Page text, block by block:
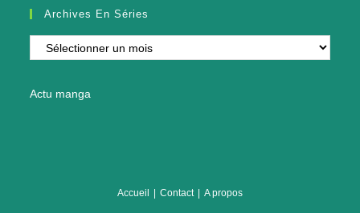
Archives En Séries
Archives
en
Actu manga
Accueil Contact A propos